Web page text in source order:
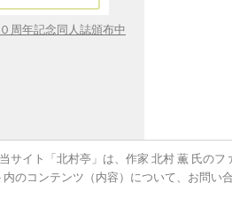
周年記念同人誌頒布中
当サイト「北村亭」は、作家 北村 薫 氏の
内のコンテンツ（内容）について、お問い